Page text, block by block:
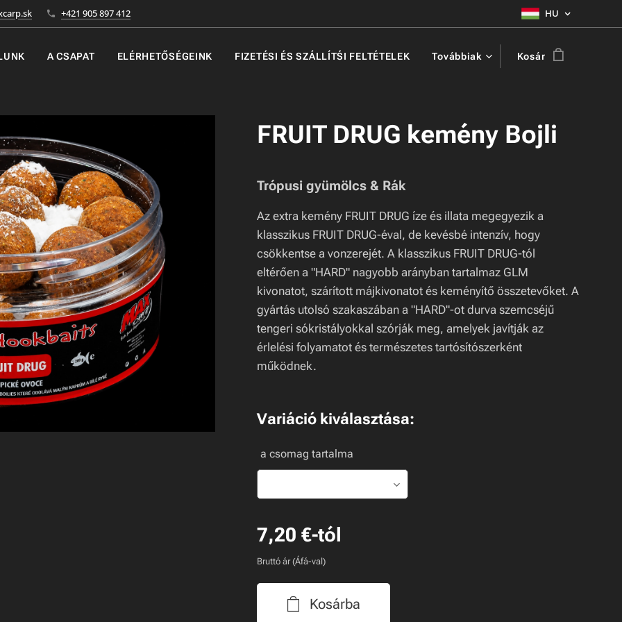
+421 905 897 412 HU
A CSAPAT ELÉRHETŐSÉGEINK FIZETÉSI ÉS SZÁLLÍTŚI FELTÉTELEK Továbbiak Kosár
FRUIT DRUG kemény Bojli
Trópusi gyümölcs & Rák
Az extra kemény FRUIT DRUG íze és illata megegyezik a
klasszikus FRUIT DRUG-éval, de kevésbé intenzív, hogy
csökkentse a vonzerejét. A klasszikus FRUIT DRUG-tól
eltérően a "HARD" nagyobb arányban tartalmaz GLM
kivonatot, szárított májkivonatot és keményítő összetevőket. A
gyártás utolsó szakaszában a "HARD"-ot durva szemcséjű
tengeri sókristályokkal szórják meg, amelyek javítják az
érlelési folyamatot és természetes tartósítószerként
működnek.
Variáció kiválasztása:
a csomag tartalma
7,20 €-tól
Bruttó ár (Áfá-val)
Kosárba